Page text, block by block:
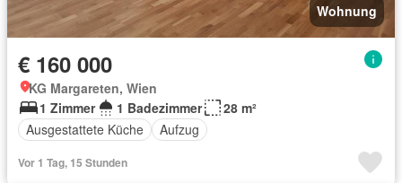
Wohnung
€ 160 000
KG Margareten, Wien
1 Zimmer
1 Badezimmer
28 m²
Ausgestattete Küche
Aufzug
Vor 1 Tag, 15 Stunden